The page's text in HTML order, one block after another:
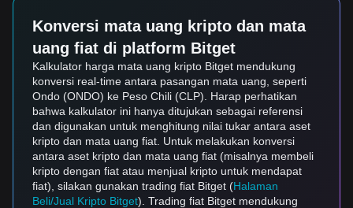
Konversi mata uang kripto dan mata
uang fiat di platform Bitget
Kalkulator harga mata uang kripto Bitget mendukung
konversi real-time antara pasangan mata uang, seperti
Ondo (ONDO) ke Peso Chili (CLP). Harap perhatikan
bahwa kalkulator ini hanya ditujukan sebagai referensi
dan digunakan untuk menghitung nilai tukar antara aset
kripto dan mata uang fiat. Untuk melakukan konversi
antara aset kripto dan mata uang fiat (misalnya membeli
kripto dengan fiat atau menjual kripto untuk mendapat
fiat), silakan gunakan trading fiat Bitget (Halaman
Beli/Jual Kripto Bitget). Trading fiat Bitget mendukung